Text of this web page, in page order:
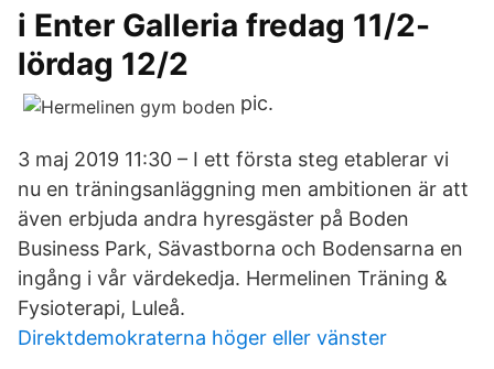
i Enter Galleria fredag 11/2-
lördag 12/2
pic.
3 maj 2019 11:30 – I ett första steg etablerar vi
nu en träningsanläggning men ambitionen är att
även erbjuda andra hyresgäster på Boden
Business Park, Sävastborna och Bodensarna en
ingång i vår värdekedja. Hermelinen Träning &
Fysioterapi, Luleå.
Direktdemokraterna höger eller vänster